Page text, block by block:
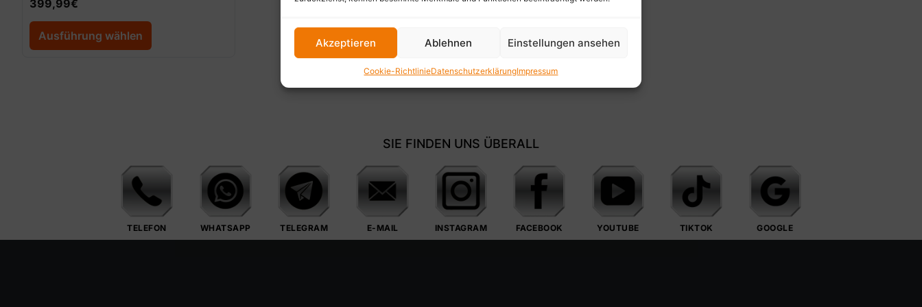
Akzeptieren Ablehnen Einstellungen ansehen
Cookie-RichtlinieDatenschutzerklärungImpressum
399,99€
Ausführung wählen
SIE FINDEN UNS ÜBERALL
TELEFON WHATSAPP TELEGRAM E-MAIL INSTAGRAM FACEBOOK YOUTUBE TIKTOK GOOGLE